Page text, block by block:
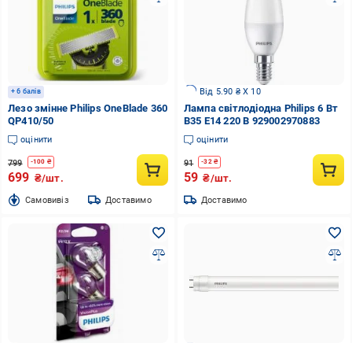
+ 6 балів
Лезо змінне Philips OneBlade 360
QP410/50
оцінити
799 -100 ₴
699 ₴/шт.
Cамовивіз Доставимо
Від 5.90 ₴ X 10
Лампа світлодіодна Philips 6 Вт
B35 E14 220 В 929002970883
оцінити
91 -32₴
59 ₴/шт.
Доставимо